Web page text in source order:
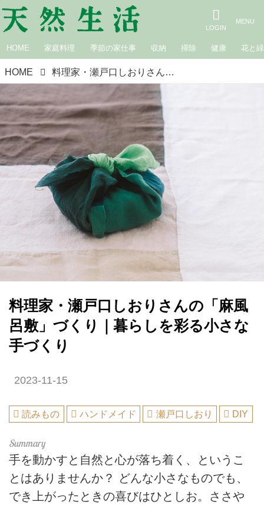
HOME 家庭料理 季節の家仕事 収納 掃除 健康 花と緑
HOME 料理家・瀬戸口しおりさんの「麻風呂敷」づくり｜暮らしを彩る小さな手づくり
料理家・瀬戸口しおりさんの「麻風
呂敷」づくり｜暮らしを彩る小さな
手づくり
2023-11-15
読みもの ハンドメイド 瀬戸口しおり DIY
手を動かすと自然と心が落ち着く、というこ
とはありませんか？ どんな小さなものでも、
でき上がったときの喜びはひとしお。ささや